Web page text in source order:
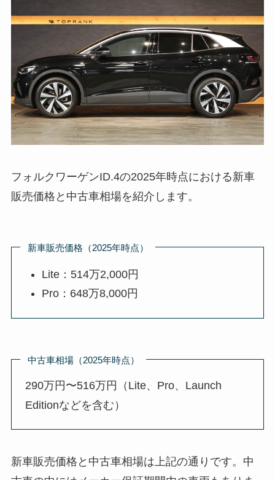
フォルクワーゲンID.4の2025年時点における新車
販売価格と中古車相場を紹介します。
新車販売価格（2025年時点）
Lite：514万2,000円
Pro：648万8,000円
中古車相場（2025年時点）
290万円〜516万円（Lite、Pro、Launch
Editionなどを含む）
新車販売価格と中古車相場は上記の通りです。中